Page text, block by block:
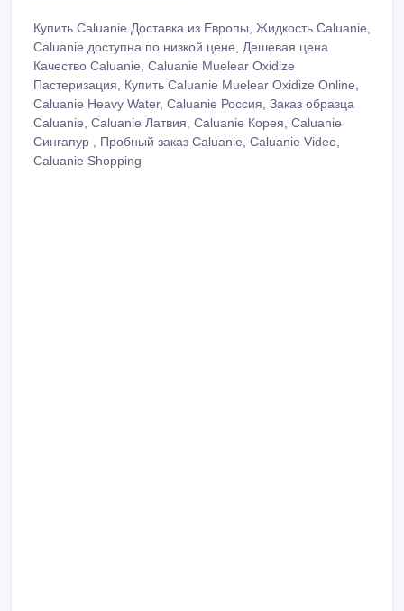
Купить Caluanie Доставка из Европы, Жидкость Caluanie,
Caluanie доступна по низкой цене, Дешевая цена
Качество Caluanie, Caluanie Muelear Oxidize
Пастеризация, Купить Caluanie Muelear Oxidize Online,
Caluanie Heavy Water, Caluanie Россия, Заказ образца
Caluanie, Caluanie Латвия, Caluanie Корея, Caluanie
Сингапур , Пробный заказ Caluanie, Caluanie Video,
Caluanie Shopping